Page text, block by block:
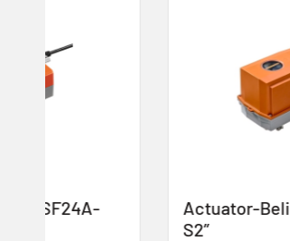
Actuator-Belimo “SF24G-SR-